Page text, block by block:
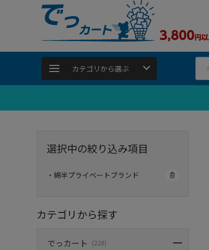
カテゴリから選ぶ
選択中の絞り込み項目
・綿半プライベートブランド
カテゴリから探す
でっカート (228)